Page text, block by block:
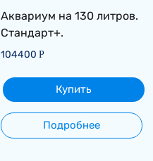
Аквариум на 130 литров.
Стандарт+.
104400Р
Купить
Подробнее